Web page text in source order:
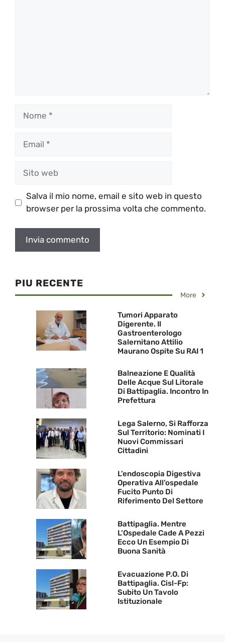
Salva il mio nome, email e sito web in questo
browser per la prossima volta che commento.
PIU RECENTE
More
Tumori Apparato
Digerente. Il
Gastroenterologo
Salernitano Attilio
Maurano Ospite Su RAI 1
Balneazione E Qualità
Delle Acque Sul Litorale
Di Battipaglia. Incontro In
Prefettura
Lega Salerno, Si Rafforza
Sul Territorio: Nominati I
Nuovi Commissari
Cittadini
L’endoscopia Digestiva
Operativa All’ospedale
Fucito Punto Di
Riferimento Del Settore
Battipaglia. Mentre
L’Ospedale Cade A Pezzi
Ecco Un Esempio Di
Buona Sanità
Evacuazione P.O. Di
Battipaglia. Cisl-Fp:
Subito Un Tavolo
Istituzionale